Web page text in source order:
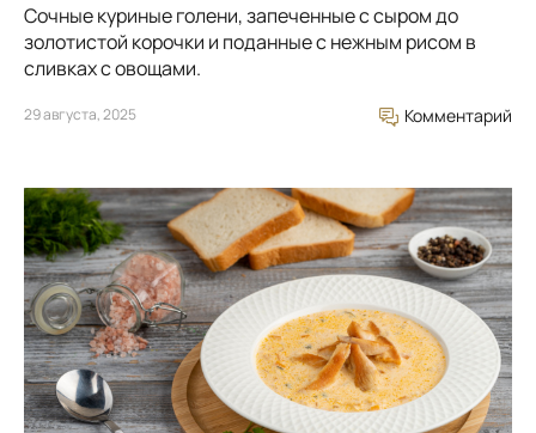
Сочные куриные голени, запеченные с сыром до
золотистой корочки и поданные с нежным рисом в
сливках с овощами.
29 августа, 2025 Комментарий